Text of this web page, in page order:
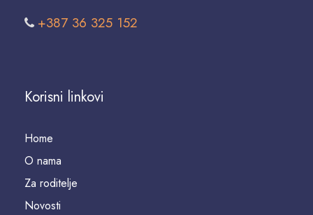
+387 36 325 152
Korisni linkovi
Home
O nama
Za roditelje
Novosti